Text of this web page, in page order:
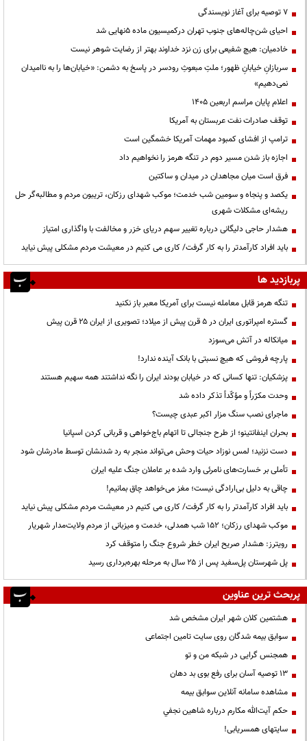
۷ توصیه برای آغاز نویسندگی
احیای شن‌چاله‌های جنوب تهران درکمیسیون ماده ۵نهایی شد
خادمیان: هیچ شفیعی برای زن نزد خداوند بهتر از رضایت شوهر نیست
سربازانِ خیابانِ ظهور؛ ملتِ مبعوثِ رودسر در پاسخ به دشمن: «خیابان‌ها را به ناامیدان
نمی‌دهیم»
اعلام پایان مراسم اربعین ۱۴۰۵
توقف صادرات نفت عربستان به آمریکا
ترامپ از افشای کمبود مهمات آمریکا خشمگین است
اجازه باز شدن مسیر دوم در تنگه هرمز را نخواهیم داد
فرق است میان مجاهدان در میدان و ساکتین
یکصد و پنجاه و سومین شب خدمت؛ موکب شهدای رزکان، تریبون مردم و مطالبه‌گر حل
ریشه‌ای مشکلات شهری
هشدار حاجی دلیگانی درباره تغییر سهم دریای خزر و مخالفت با واگذاری امتیاز
باید افراد کارآمدتر را به کار گرفت/ کاری می کنیم در معیشت مردم مشکلی پیش نیاید
پربازدید ها
تنگه هرمز قابل معامله نیست برای آمریکا معبر باز نکنید
گستره امپراتوری ایران در ۵ قرن پیش از میلاد؛ تصویری از ایران ۲۵ قرن پیش
میانکاله در آتش می‌سوزد
پارچه فروشی که هیچ نسبتی با بانک آینده ندارد!
پزشکیان: تنها کسانی که در خیابان بودند ایران را نگه نداشتند همه سهیم هستند
وحدت مکرّراً و مؤکّداً تذکر داده شد
ماجرای نصب سنگ مزار اکبر عبدی چیست؟
بحران اینفانتینو؛ از طرح جنجالی تا اتهام باج‌خواهی و قربانی کردن اسپانیا
دست نزنید؛ لمس نوزاد حیات وحش می‌تواند منجر به رد شدنشان توسط مادرشان شود
تأملی بر خسارت‌های نامرئی وارد شده بر عاملان جنگ علیه ایران
چاقی به دلیل بی‌ارادگی نیست؛ مغز می‌خواهد چاق بمانیم!
باید افراد کارآمدتر را به کار گرفت/ کاری می کنیم در معیشت مردم مشکلی پیش نیاید
موکب شهدای رزکان؛ ۱۵۲ شب همدلی، خدمت و میزبانی از مردم ولایت‌مدار شهریار
رویترز: هشدار صریح ایران خطر شروع جنگ را متوقف کرد
پل شهرستان پل‌سفید پس از ۲۵ سال به مرحله بهره‌برداری رسید
پربحث ترین عناوین
هشتمین کلان شهر ایران مشخص شد
سوابق بیمه شدگان روی سایت تامین اجتماعی
همجنس گرایی در شبکه من و تو
13 توصیه آسان برای رفع بوی بد دهان
مشاهده سامانه آنلاين سوابق بیمه
حكم آيت‌الله مكارم درباره شاهين نجفي
سایتهای همسریابی!